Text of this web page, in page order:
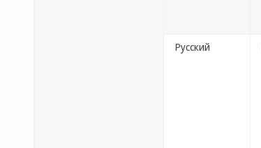
Русский